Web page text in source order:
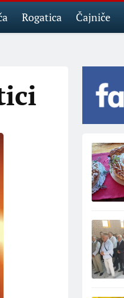
Rogatica Čajniče